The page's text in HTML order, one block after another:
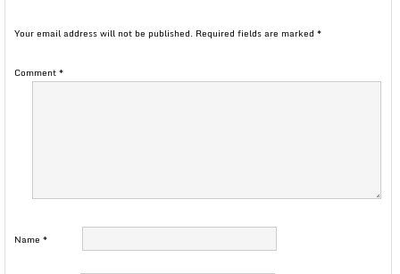
Your email address will not be published. Required fields are marked *
Comment*
Name *